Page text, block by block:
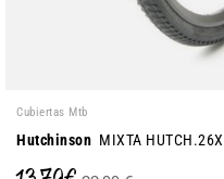
Cubiertas Mtb
Hutchinson MIXTA